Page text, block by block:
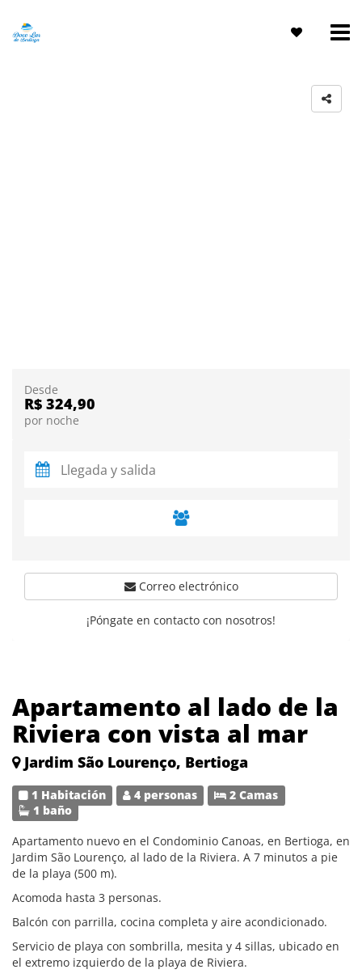
Apartamento al lado de la
Riviera con vista al mar
Jardim São Lourenço, Bertioga
1 Habitación 4 personas
2 Camas
1 baño
Apartamento nuevo en el Condominio Canoas, en Bertioga, en
Jardim São Lourenço, al lado de la Riviera. A 7 minutos a pie
de la playa (500 m).
Acomoda hasta 3 personas.
Balcón con parrilla, cocina completa y aire acondicionado.
Servicio de playa con sombrilla, mesita y 4 sillas, ubicado en
el extremo izquierdo de la playa de Riviera.
Desde
R$ 324,90
por noche
Correo electrónico
¡Póngate en contacto con nosotros!